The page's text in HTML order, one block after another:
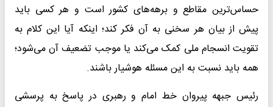
حساس‌ترین مقاطع و برهه‌های کشور است و هر کسی باید
پیش از بیان هر سخنی به آن فکر کند؛ اینکه آیا این کلام به
تقویت انسجام ملی کمک می‌کند یا موجب تضعیف آن می‌شود؛
همه باید نسبت به این مسئله هوشیار باشند.
رئیس جبهه پیروان خط امام و رهبری در پاسخ به پرسشی